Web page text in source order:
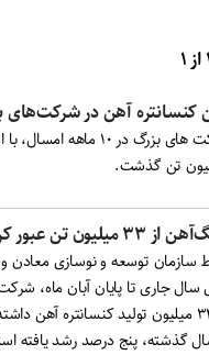
میزان تولید کنسانتره آهن شرکت های بزرگ در ۱۰
تن عبور کرد
توسعه و نوسازی معادن
سال جاری تا پایان آبان ماه،
تولیدکننده سنگ‌آهن بالغ بر ۳۳ میلیون تولید کنسانتره
گذشته، پنج درصد رشد یافته